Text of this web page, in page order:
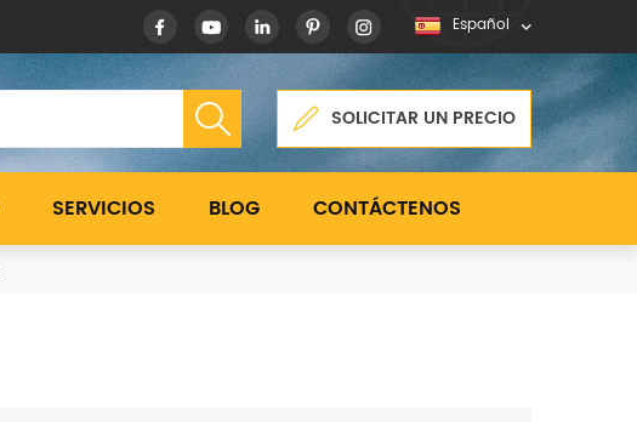
Español
SOLICITAR UN PRECIO
SERVICIOS BLOG CONTÁCTENOS